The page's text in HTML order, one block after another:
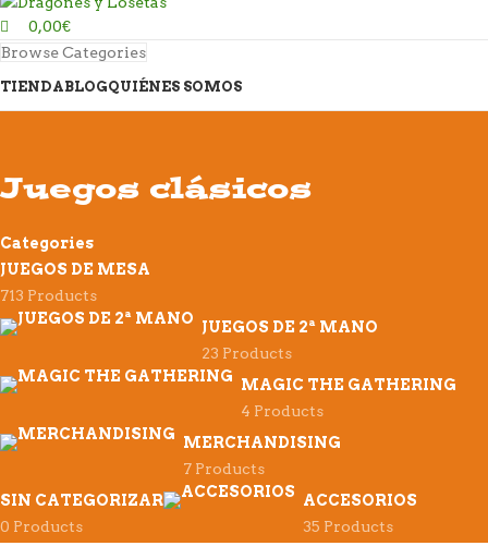
0,00€
Browse Categories
TIENDABLOGQUIÉNES SOMOS
Juegos clásicos
Categories
JUEGOS DE MESA
713 Products
JUEGOS DE 2ª MANO
23 Products
MAGIC THE GATHERING
4 Products
MERCHANDISING
7 Products
SIN CATEGORIZAR
0 Products
ACCESORIOS
35 Products